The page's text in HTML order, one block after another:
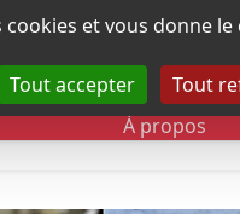
des cookies
cookies et vous donne
Tout accepter
Tout
DOSSIERS
À propos